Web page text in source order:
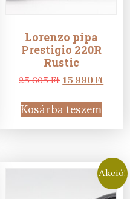
Lorenzo pipa
Prestigio 220R
Rustic
25 605Ft Original
was:
25
605 Ft.
15 990Ft
990
Kosárba teszem
Akció!